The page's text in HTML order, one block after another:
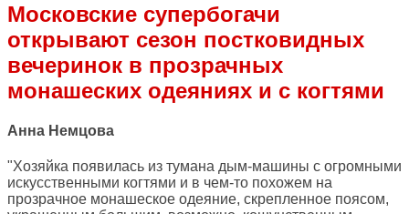
Московские супербогачи
открывают сезон постковидных
вечеринок в прозрачных
монашеских одеяниях и с когтями
Анна Немцова
"Хозяйка появилась из тумана дым-машины с огромными
искусственными когтями и в чем-то похожем на
прозрачное монашеское одеяние, скрепленное поясом,